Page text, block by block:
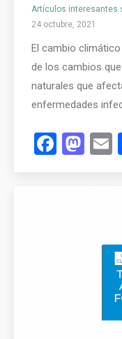
Artículos interesantes
24 octubre, 2021
El cambio
de los cambios
naturales que
enfermedades